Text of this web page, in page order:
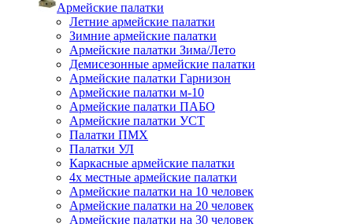
Армейские палатки
Летние армейские палатки
Зимние армейские палатки
Армейские палатки Зима/Лето
Демисезонные армейские палатки
Армейские палатки Гарнизон
Армейские палатки м-10
Армейские палатки ПАБО
Армейские палатки УСТ
Палатки ПМХ
Палатки УЛ
Каркасные армейские палатки
4х местные армейские палатки
Армейские палатки на 10 человек
Армейские палатки на 20 человек
Армейские палатки на 30 человек